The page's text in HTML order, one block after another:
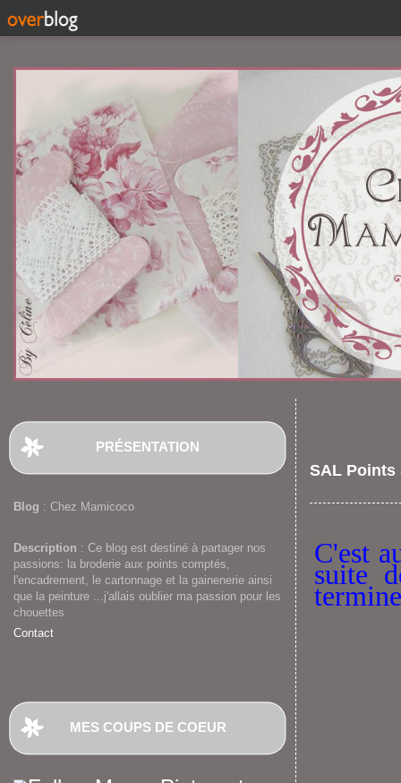
PRÉSENTATION
Blog : Chez Mamicoco
Description : Ce blog est destiné à partager nos
passions: la broderie aux points comptés,
l'encadrement, le cartonnage et la gainenerie ainsi
que la peinture ...j'allais oublier ma passion pour les
chouettes
Contact
MES COUPS DE COEUR
SAL Points
C'est
suite